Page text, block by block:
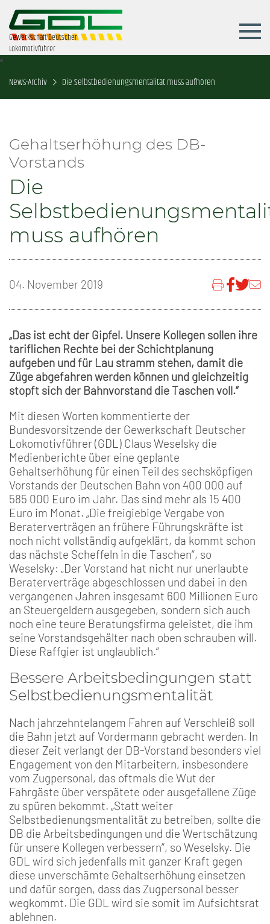
Gewerkschaft Deutscher
Lokomotivführer
News-Archiv Die Selbstbedienungsmentalität muss aufhören
Gehaltserhöhung des DB-
Vorstands
Die
muss aufhören
04. November 2019
„Das ist echt der Gipfel. Unsere Kollegen sollen ihre
tariflichen Rechte bei der Schichtplanung
aufgeben und für Lau stramm stehen, damit die
Züge abgefahren werden können und gleichzeitig
stopft sich der Bahnvorstand die Taschen voll.“
Mit diesen Worten kommentierte der
Bundesvorsitzende der Gewerkschaft Deutscher
Lokomotivführer (GDL) Claus Weselsky die
Medienberichte über eine geplante
Gehaltserhöhung für einen Teil des sechsköpfigen
Vorstands der Deutschen Bahn von 400 000 auf
585 000 Euro im Jahr. Das sind mehr als 15 400
Euro im Monat. „Die freigiebige Vergabe von
Beraterverträgen an frühere Führungskräfte ist
noch nicht vollständig aufgeklärt, da kommt schon
das nächste Scheffeln in die Taschen“, so
Weselsky: „Der Vorstand hat nicht nur unerlaubte
Beraterverträge abgeschlossen und dabei in den
vergangenen Jahren insgesamt 600 Millionen Euro
an Steuergeldern ausgegeben, sondern sich auch
noch eine teure Beratungsfirma geleistet, die ihm
seine Vorstandsgehälter nach oben schrauben will.
Diese Raffgier ist unglaublich.“
Bessere Arbeitsbedingungen statt
Selbstbedienungsmentalität
Nach jahrzehntelangem Fahren auf Verschleiß soll
die Bahn jetzt auf Vordermann gebracht werden. In
dieser Zeit verlangt der DB-Vorstand besonders viel
Engagement von den Mitarbeitern, insbesondere
vom Zugpersonal, das oftmals die Wut der
Fahrgäste über verspätete oder ausgefallene Züge
zu spüren bekommt. „Statt weiter
Selbstbedienungsmentalität zu betreiben, sollte die
DB die Arbeitsbedingungen und die Wertschätzung
für unsere Kollegen verbessern“, so Weselsky. Die
GDL wird sich jedenfalls mit ganzer Kraft gegen
diese unverschämte Gehaltserhöhung einsetzen
und dafür sorgen, dass das Zugpersonal besser
wegkommt. Die GDL wird sie somit im Aufsichtsrat
ablehnen.